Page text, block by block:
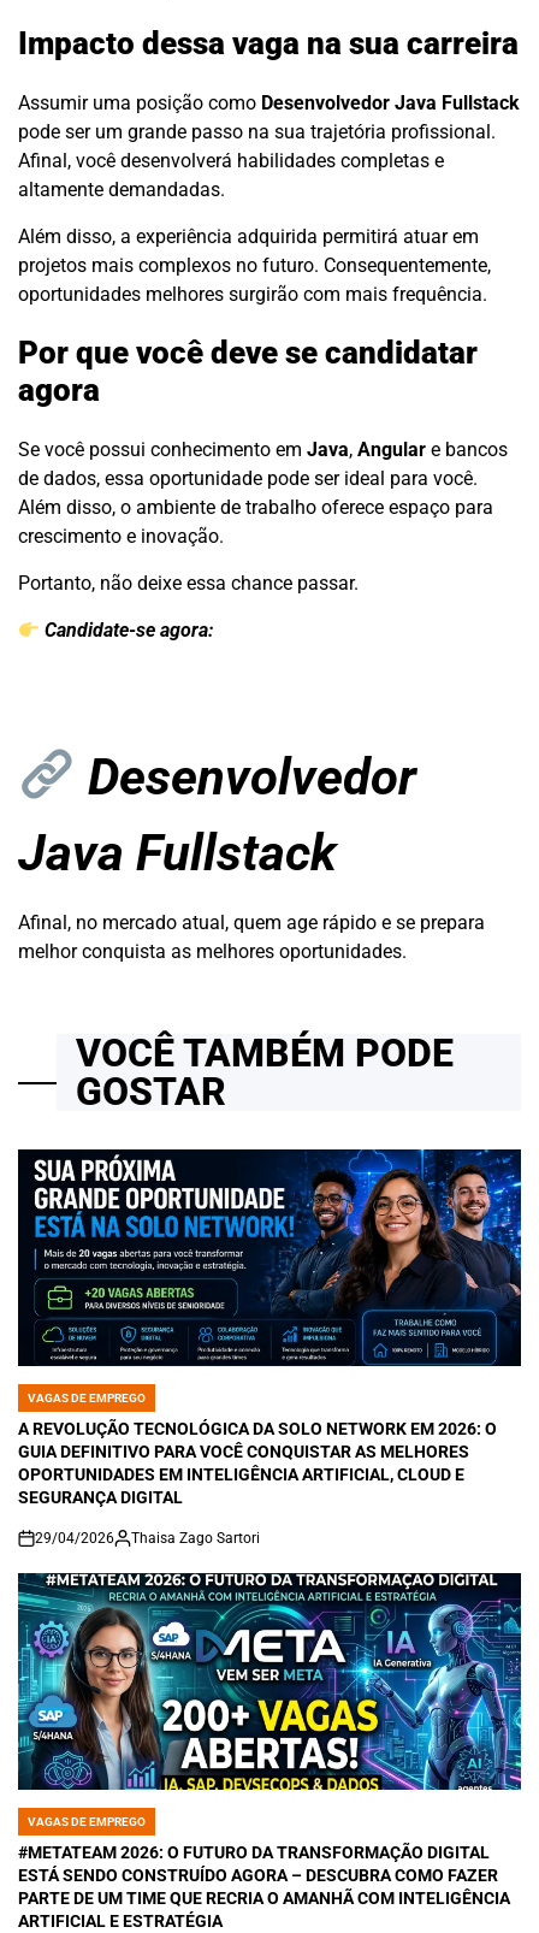
Impacto dessa vaga na sua carreira
Assumir uma posição como Desenvolvedor Java Fullstack
pode ser um grande passo na sua trajetória profissional.
Afinal, você desenvolverá habilidades completas e
altamente demandadas.
Além disso, a experiência adquirida permitirá atuar em
projetos mais complexos no futuro. Consequentemente,
oportunidades melhores surgirão com mais frequência.
Por que você deve se candidatar
agora
Se você possui conhecimento em Java, Angular e bancos
de dados, essa oportunidade pode ser ideal para você.
Além disso, o ambiente de trabalho oferece espaço para
crescimento e inovação.
Portanto, não deixe essa chance passar.
Candidate-se agora:
Desenvolvedor
Java Fullstack
Afinal, no mercado atual, quem age rápido e se prepara
melhor conquista as melhores oportunidades.
VOCÊ TAMBÉM PODE
GOSTAR
POSTED
IN
VAGAS DE EMPREGO
A REVOLUÇÃO TECNOLÓGICA DA SOLO NETWORK EM 2026: O
GUIA DEFINITIVO PARA VOCÊ CONQUISTAR AS MELHORES
OPORTUNIDADES EM INTELIGÊNCIA ARTIFICIAL, CLOUD E
SEGURANÇA DIGITAL
on
29/04/2026 Thaisa Zago Sartori
POSTED
IN
VAGAS DE EMPREGO
#METATEAM 2026: O FUTURO DA TRANSFORMAÇÃO DIGITAL
ESTÁ SENDO CONSTRUÍDO AGORA – DESCUBRA COMO FAZER
PARTE DE UM TIME QUE RECRIA O AMANHÃ COM INTELIGÊNCIA
ARTIFICIAL E ESTRATÉGIA